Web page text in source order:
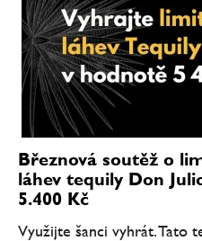
Březnová soutěž o
láhev tequily Don
5.400 Kč
Využijte šanci vyhrát. Tato